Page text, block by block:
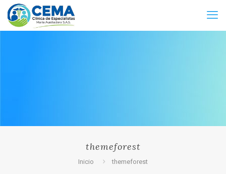
themeforest
Inicio themeforest